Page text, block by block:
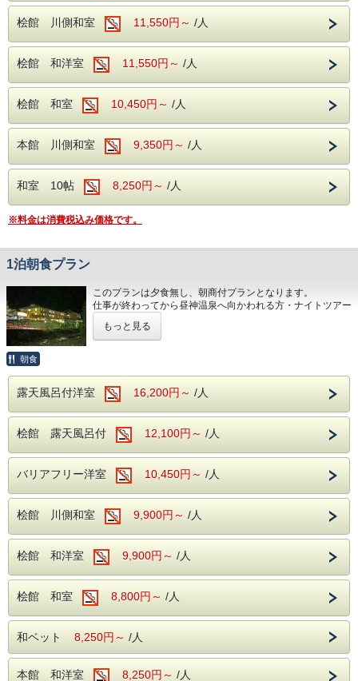
桧館 川側和室 11,550円～ /人
桧館 和洋室 11,550円～ /人
桧館 和室 10,450円～ /人
本館 川側和室 9,350円～ /人
和室 10帖 8,250円～ /人
※料金は消費税込み価格です。
1泊朝食プラン
このプランは夕食無し、朝商付プランとなります。
仕事が終わってから昼神温泉へ向かわれる方・ナイトツアー
す。
近くにはコンビニ（ファミリーマート）がございます。
：温泉大浴場は24時間（清掃時間は除く） 露天風呂は朝
：駐車場は無料です
＜お子様＞
小学生：大人料金の70％（朝食 寝具付）
4歳から6歳：大人の50％（朝食 寝具付）
1歳から3歳：入館利用料 2200円（朝食付 寝具なし）
もっと見る
朝食
露天風呂付洋室 16,200円～ /人
桧館 露天風呂付 12,100円～ /人
バリアフリー洋室 10,450円～ /人
桧館 川側和室 9,900円～ /人
桧館 和洋室 9,900円～ /人
桧館 和室 8,800円～ /人
和ベット 8,250円～ /人
本館 和洋室 8,250円～ /人